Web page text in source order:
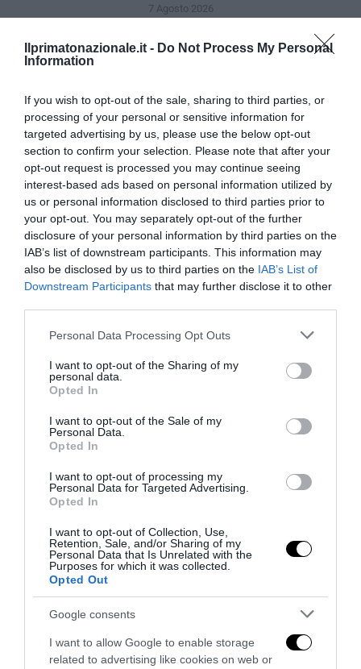
Ilprimatonazionale.it - Do Not Process My Personal
Information
If you wish to opt-out of the sale, sharing to third parties, or
processing of your personal or sensitive information for
targeted advertising by us, please use the below opt-out
section to confirm your selection. Please note that after your
opt-out request is processed you may continue seeing
interest-based ads based on personal information utilized by
us or personal information disclosed to third parties prior to
your opt-out. You may separately opt-out of the further
disclosure of your personal information by third parties on the
IAB’s list of downstream participants. This information may
also be disclosed by us to third parties on the IAB’s List of
Downstream Participants that may further disclose it to other
Please note that this website/app uses one or more Google
not limited to your visit or usage behaviour. You may click to
grant or deny consent to Google and its third-party tags to
use your data for below specified purposes in below Google
consent section.
Personal Data Processing Opt Outs
I want to opt-out of the Sharing of my
personal data.
Opted In
I want to opt-out of the Sale of my
Personal Data.
Opted In
I want to opt-out of processing my
Personal Data for Targeted Advertising.
Opted In
I want to opt-out of Collection, Use,
Retention, Sale, and/or Sharing of my
Personal Data that Is Unrelated with the
Purposes for which it was collected.
Opted Out
Google consents
I want to allow Google to enable storage
related to advertising like cookies on web or
7 Agosto 2026
Tekne agli americani: il Golden Power è l’ultima trincea
di uno Stato senza politica...
7 Agosto 2026
Addio a Francesco Guccini: stronzo, poeta e buffone di
corte